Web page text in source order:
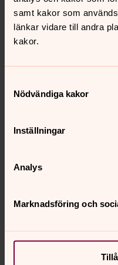
samt kakor som
länkar vidare till andra
kakor.
Nödvändiga kakor
Inställningar
Analys
Marknadsföring och
miljö, fred och
dubbning för de som
Frid över detta
fredag 7 augusti
S:ta Klara